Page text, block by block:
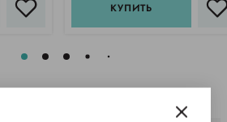
КУПИТЬ